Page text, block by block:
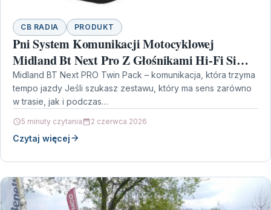
CB RADIA PRODUKT
Pni System Komunikacji Motocyklowej
Midland Bt Next Pro Z Głośnikami Hi-Fi Si
Przycisk Emisji Btt Kod C1222.05 Twin Pack
Midland BT Next PRO Twin Pack – komunikacja, która trzyma
tempo jazdy Jeśli szukasz zestawu, który ma sens zarówno
w trasie, jak i podczas…
5 minuty czytania 2 czerwca 2026
Czytaj więcej